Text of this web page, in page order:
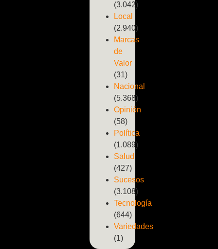
(3.042)
Local
(2.940)
Marcas
de
Valor
(31)
Nacional
(5.368)
Opinión
(58)
Política
(1.089)
Salud
(427)
Sucesos
(3.108)
Tecnología
(644)
Variedades
(1)